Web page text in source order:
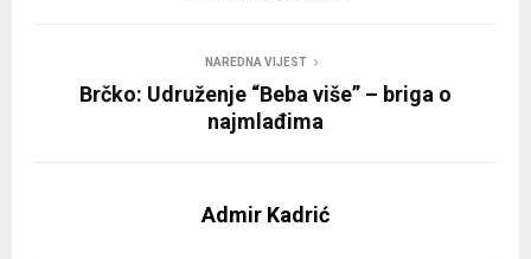
NAREDNA VIJEST
Brčko: Udruženje “Beba više” – briga o
najmlađima
Admir Kadrić